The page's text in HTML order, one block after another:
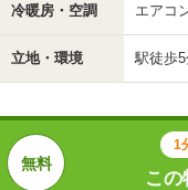
冷暖房・空調 エアコ
立地・環境 駅徒歩
1
こ